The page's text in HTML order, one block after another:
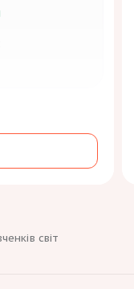
бібліотека
світ